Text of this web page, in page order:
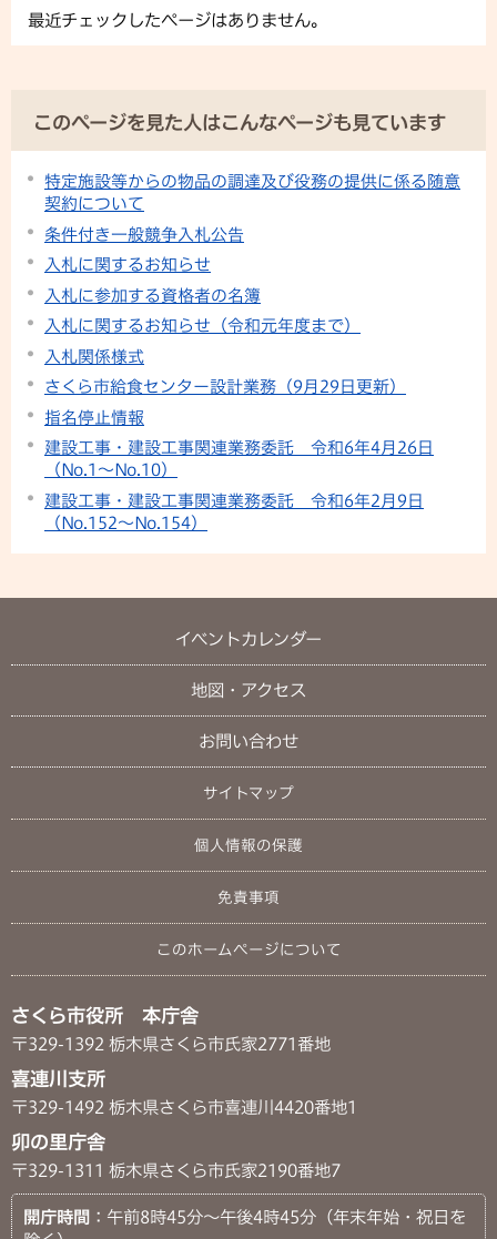
最近チェックしたページはありません。
このページを見た人はこんなページも見ています
特定施設等からの物品の調達及び役務の提供に係る随意
契約について
条件付き一般競争入札公告
入札に関するお知らせ
入札に参加する資格者の名簿
入札に関するお知らせ（令和元年度まで）
入札関係様式
さくら市給食センター設計業務（9月29日更新）
指名停止情報
建設工事・建設工事関連業務委託 令和6年4月26日
（No.1〜No.10）
建設工事・建設工事関連業務委託 令和6年2月9日
（No.152〜No.154）
イベントカレンダー
地図・アクセス
お問い合わせ
サイトマップ
個人情報の保護
免責事項
このホームページについて
さくら市役所 本庁舎
〒329-1392 栃木県さくら市氏家2771番地
喜連川支所
〒329-1492 栃木県さくら市喜連川4420番地1
卯の里庁舎
〒329-1311 栃木県さくら市氏家2190番地7
開庁時間 ：午前8時45分～午後4時45分（年末年始・祝日を